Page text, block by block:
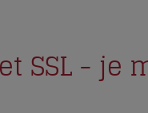
SSL -